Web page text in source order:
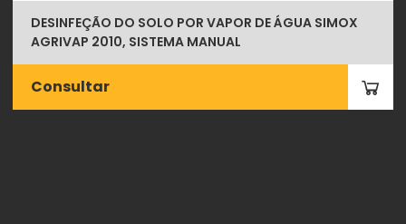
DESINFEÇÃO DO SOLO POR VAPOR DE ÁGUA SIMOX
AGRIVAP 2010, SISTEMA MANUAL
Consultar